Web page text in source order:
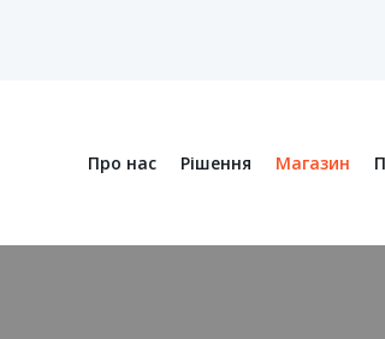
Про нас Рішення Магазин